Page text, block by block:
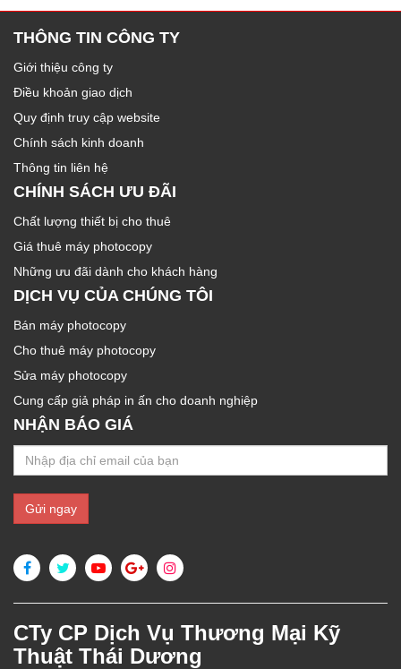
THÔNG TIN CÔNG TY
Giới thiệu công ty
Điều khoản giao dịch
Quy định truy cập website
Chính sách kinh doanh
Thông tin liên hệ
CHÍNH SÁCH ƯU ĐÃI
Chất lượng thiết bị cho thuê
Giá thuê máy photocopy
Những ưu đãi dành cho khách hàng
DỊCH VỤ CỦA CHÚNG TÔI
Bán máy photocopy
Cho thuê máy photocopy
Sửa máy photocopy
Cung cấp giả pháp in ấn cho doanh nghiệp
NHẬN BÁO GIÁ
CTy CP Dịch Vụ Thương Mại Kỹ
Thuật Thái Dương